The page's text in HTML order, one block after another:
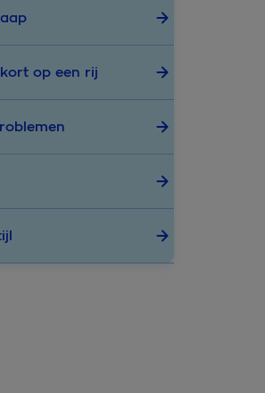
op een rij